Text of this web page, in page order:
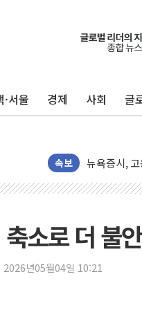
·서울 경제 사회 글
속보
오세훈 "용
충북 주말
민주, 오늘
한상협, 업
트럼프, 쿡
유럽증시,
[종합] 이슬
트럼프, 백
美 항소법원
이란 핵심
소로 더 불
2026년05월04일 10:21